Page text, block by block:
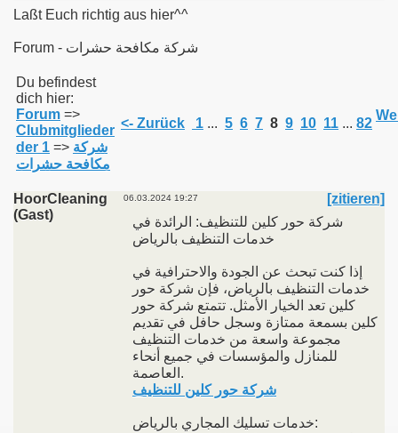
Laßt Euch richtig aus hier^^
Forum - شركة مكافحة حشرات
Du befindest
dich hier:
Forum =>
Clubmitglieder
der 1 => شركة
مكافحة حشرات
<- Zurück 1 ... 5 6 7 8 9 10 11 ... 82
HoorCleaning
(Gast)
06.03.2024 19:27
[zitieren]
شركة حور كلين للتنظيف: الرائدة في
خدمات التنظيف بالرياض
إذا كنت تبحث عن الجودة والاحترافية في
خدمات التنظيف بالرياض، فإن شركة حور
كلين تعد الخيار الأمثل. تتمتع شركة حور
كلين بسمعة ممتازة وسجل حافل في تقديم
مجموعة واسعة من خدمات التنظيف
للمنازل والمؤسسات في جميع أنحاء
العاصمة.
شركة حور كلين للتنظيف
خدمات تسليك المجاري بالرياض: